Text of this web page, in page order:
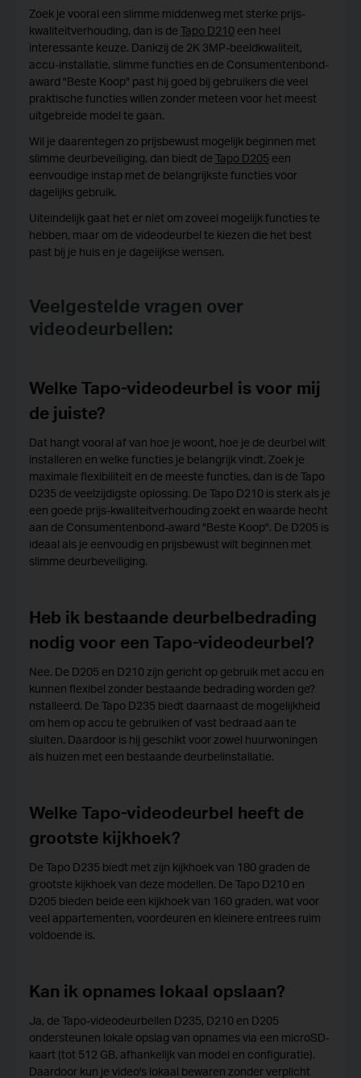
Zoek je vooral een slimme middenweg met sterke prijs-
kwaliteitverhouding, dan is de Tapo D210een heel
interessante keuze. Dankzij de 2K 3MP-beeldkwaliteit,
accu-installatie, slimme functies en de Consumentenbond-
award "Beste Koop" past hij goed bij gebruikers die veel
praktische functies willen zonder meteen voor het meest
uitgebreide model te gaan.
Wil je daarentegen zo prijsbewust mogelijk beginnen met
slimme deurbeveiliging, dan biedt de Tapo D205 een
eenvoudige instap met de belangrijkste functies voor
dagelijks gebruik.
Uiteindelijk gaat het er niet om zoveel mogelijk functies te
hebben, maar om de videodeurbel te kiezen die het best
past bij je huis en je dagelijkse wensen.
Veelgestelde vragen over
videodeurbellen:
Welke Tapo-videodeurbel is voor mij
de juiste?
Dat hangt vooral af van hoe je woont, hoe je de deurbel wilt
installeren en welke functies je belangrijk vindt. Zoek je
maximale flexibiliteit en de meeste functies, dan is de Tapo
D235 de veelzijdigste oplossing. De Tapo D210 is sterk als je
een goede prijs-kwaliteitverhouding zoekt en waarde hecht
aan de Consumentenbond-award "Beste Koop". De D205 is
ideaal als je eenvoudig en prijsbewust wilt beginnen met
slimme deurbeveiliging.
Heb ik bestaande deurbelbedrading
nodig voor een Tapo-videodeurbel?
Nee. De D205 en D210 zijn gericht op gebruik met accu en
kunnen flexibel zonder bestaande bedrading worden ge?
nstalleerd. De Tapo D235 biedt daarnaast de mogelijkheid
om hem op accu te gebruiken of vast bedraad aan te
sluiten. Daardoor is hij geschikt voor zowel huurwoningen
als huizen met een bestaande deurbelinstallatie.
Welke Tapo-videodeurbel heeft de
grootste kijkhoek?
De Tapo D235 biedt met zijn kijkhoek van 180 graden de
grootste kijkhoek van deze modellen. De Tapo D210 en
D205 bieden beide een kijkhoek van 160 graden, wat voor
veel appartementen, voordeuren en kleinere entrees ruim
voldoende is.
Kan ik opnames lokaal opslaan?
Ja, de Tapo-videodeurbellen D235, D210 en D205
ondersteunen lokale opslag van opnames via een microSD-
kaart (tot 512 GB, afhankelijk van model en configuratie).
Daardoor kun je video's lokaal bewaren zonder verplicht